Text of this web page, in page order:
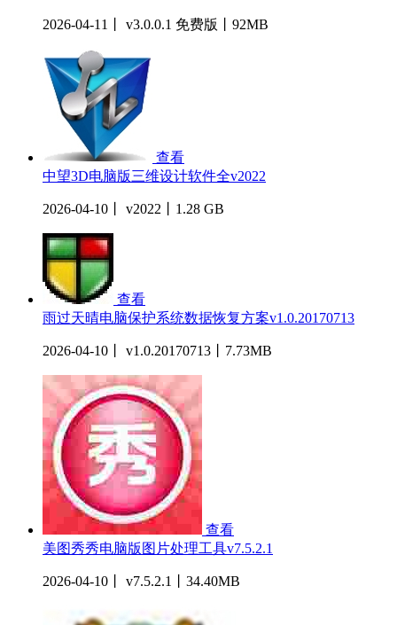
2026-04-11丨 v3.0.0.1 免费版丨92MB
查看
中望3D电脑版三维设计软件全v2022
2026-04-10丨 v2022丨1.28 GB
查看
雨过天晴电脑保护系统数据恢复方案v1.0.20170713
2026-04-10丨 v1.0.20170713丨7.73MB
查看
美图秀秀电脑版图片处理工具v7.5.2.1
2026-04-10丨 v7.5.2.1丨34.40MB